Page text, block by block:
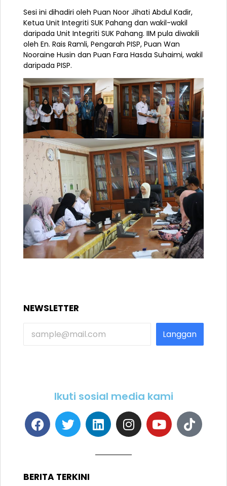
Sesi ini dihadiri oleh Puan Noor Jihati Abdul Kadir,
Ketua Unit Integriti SUK Pahang dan wakil-wakil
daripada Unit Integriti SUK Pahang. IIM pula diwakili
oleh En. Rais Ramli, Pengarah PISP, Puan Wan
Nooraine Husin dan Puan Fara Hasda Suhaimi, wakil
daripada PISP.
NEWSLETTER
Langgan
Ikuti sosial media kami
BERITA TERKINI